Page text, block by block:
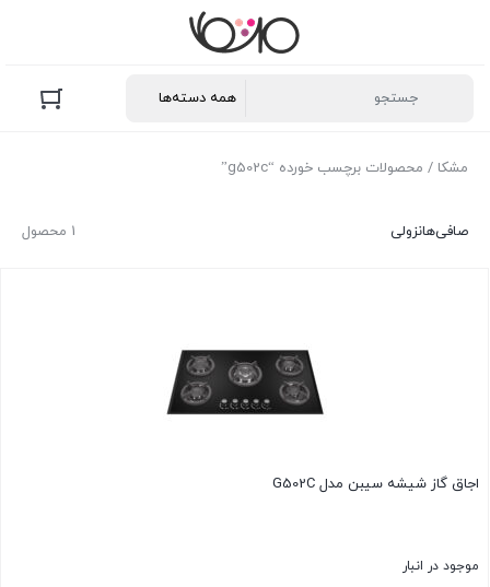
مشکا / محصولات برچسب خورده “g502c”
1 محصول صافی‌هانزولی
اجاق گاز شیشه سیبن مدل G502C
موجود در انبار